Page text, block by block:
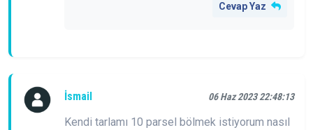
Cevap Yaz
İsmail 06 Haz 2023 22:48:13
Kendi tarlamı 10 parsel bölmek istiyorum nasıl